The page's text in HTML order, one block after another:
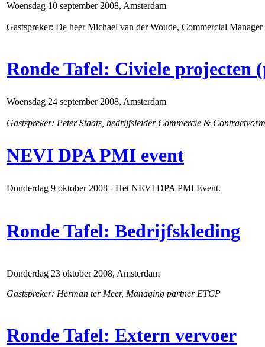
Woensdag 10 september 2008, Amsterdam
Gastspreker: De heer Michael van der Woude, Commercial
Ronde Tafel: Civiele projecten
Woensdag 24 september 2008, Amsterdam
Gastspreker: Peter Staats, bedrijfsleider Commercie &
NEVI DPA PMI event
Donderdag 9 oktober 2008 - Het NEVI DPA PMI Event.
Ronde Tafel: Bedrijfskleding
Donderdag 23 oktober 2008, Amsterdam
Gastspreker: Herman ter Meer, Managing partner ETCP
Ronde Tafel: Extern vervoer